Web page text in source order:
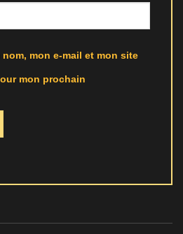
mon e-mail et mon site
mon prochain